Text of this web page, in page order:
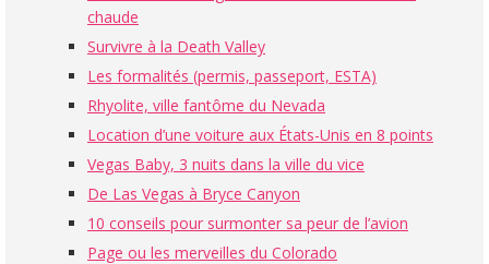
chaude
Survivre à la Death Valley
Les formalités (permis, passeport, ESTA)
Rhyolite, ville fantôme du Nevada
Location d’une voiture aux États-Unis en 8 points
Vegas Baby, 3 nuits dans la ville du vice
De Las Vegas à Bryce Canyon
10 conseils pour surmonter sa peur de l’avion
Page ou les merveilles du Colorado